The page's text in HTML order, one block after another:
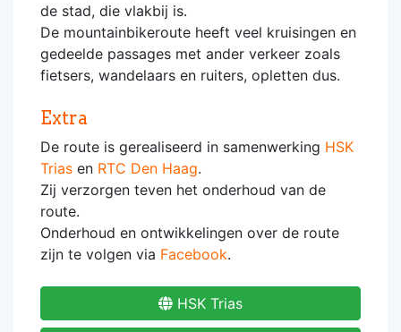
de stad, die vlakbij is.
De mountainbikeroute heeft veel kruisingen en
gedeelde passages met ander verkeer zoals
fietsers, wandelaars en ruiters, opletten dus.
Extra
De route is gerealiseerd in samenwerking HSK
Trias en RTC Den Haag.
Zij verzorgen teven het onderhoud van de
route.
Onderhoud en ontwikkelingen over de route
zijn te volgen via Facebook.
HSK Trias